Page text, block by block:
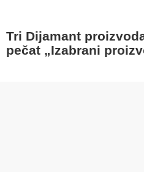
Tri Dijamant
pečat „Izabrani